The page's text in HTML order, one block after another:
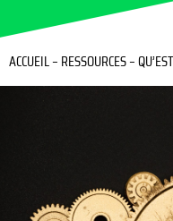
ACCUEIL– RESSOURCES–